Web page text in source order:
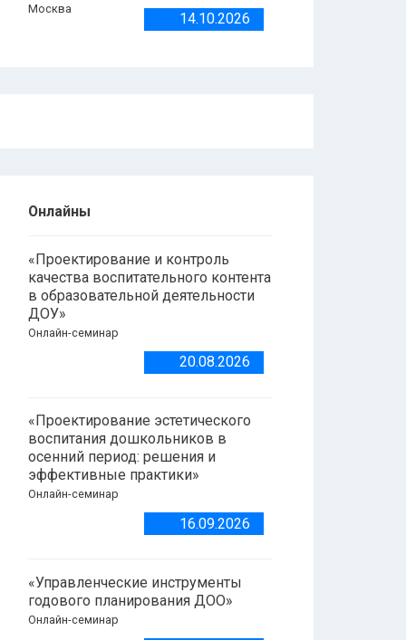
Москва
14.10.2026
Онлайны
«Проектирование и контроль
качества воспитательного контента
в образовательной деятельности
ДОУ»
Онлайн-семинар
20.08.2026
«Проектирование эстетического
воспитания дошкольников в
осенний период: решения и
эффективные практики»
Онлайн-семинар
16.09.2026
«Управленческие инструменты
годового планирования ДОО»
Онлайн-семинар